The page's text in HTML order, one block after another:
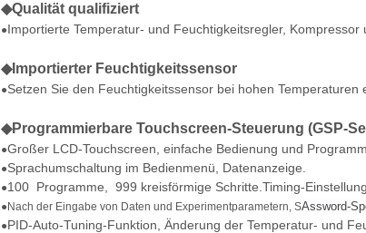
◆Qualität qualifiziert
●Importierte Temperatur- und Feuchtigkeitsregler,
◆Importierter Feuchtigkeitssensor
●Setzen Sie den Feuchtigkeitssensor bei hohen Temperaturen
◆Programmierbare Touchscreen-Steuerung (GSP-
●Großer LCD-Touchscreen, einfache Bedienung und
●Sprachumschaltung im Bedienmenü, Datenanzeige.
●100 Programme, 999 kreisförmige Schritte.Timing-
●Nach der Eingabe von Daten und Experimentparametern, SAssword-
●PID-Auto-Tuning-Funktion, Änderung der Temperatur- und